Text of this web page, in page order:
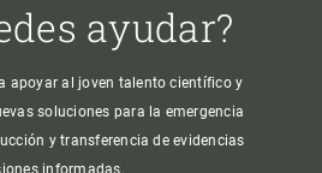
ayudar?
apoyar al joven talento científico y
soluciones para la emergencia
y transferencia de evidencias
informadas.